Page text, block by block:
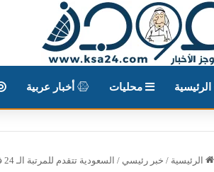
الرئيسية محليات أخبار عربية
الرئيسية / خبر رئيسي / السعودية تتقدم للمرتبة الـ 24 في تقرير التنافسية العالمية 2020